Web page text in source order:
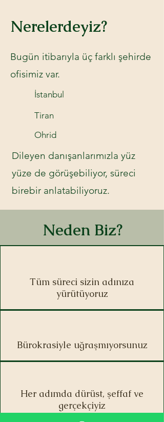
Nerelerdeyiz?
Bugün itibarıyla üç farklı şehirde
ofisimiz var.
İstanbul
Tiran
Ohrid
Dileyen danışanlarımızla yüz
yüze de görüşebiliyor, süreci
birebir anlatabiliyoruz.
Neden Biz?
Tüm süreci sizin adınıza
yürütüyoruz
Bürokrasiyle uğraşmıyorsunuz
Her adımda dürüst, şeffaf ve
gerçekçiyiz